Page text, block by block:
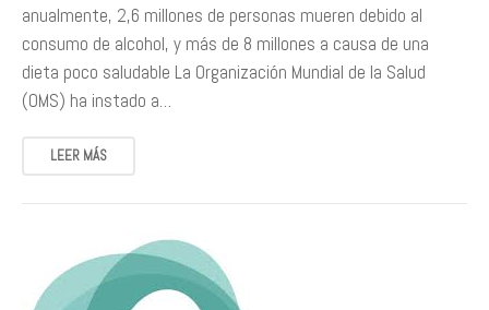
anualmente, 2,6 millones de personas mueren debido al
consumo de alcohol, y más de 8 millones a causa de una
dieta poco saludable La Organización Mundial de la Salud
(OMS) ha instado a…
LEER MÁS